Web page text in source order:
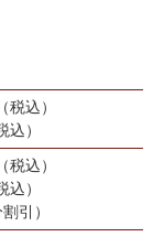
込）
）
込）
）
引）